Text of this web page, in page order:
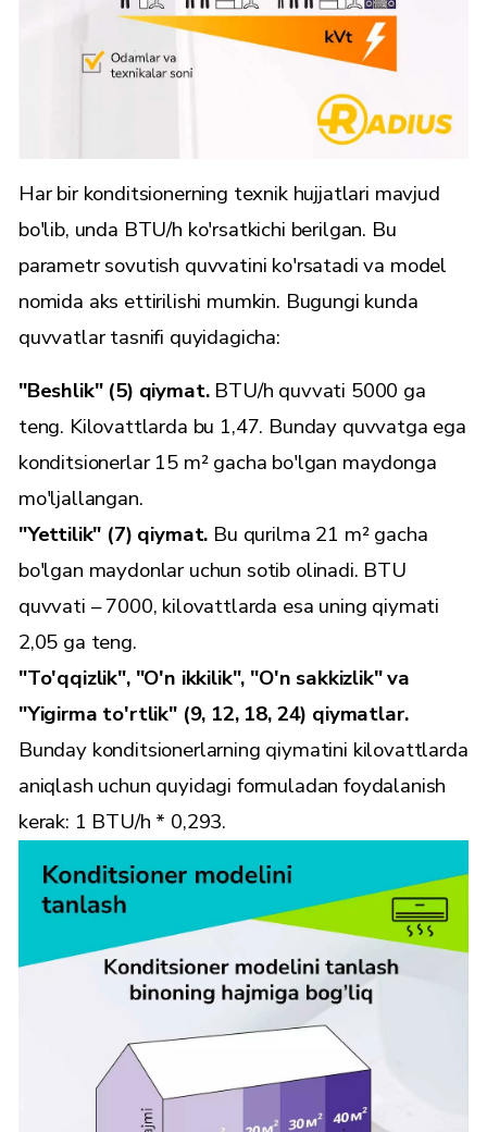
Har bir konditsionerning texnik hujjatlari mavjud
bo'lib, unda BTU/h ko'rsatkichi berilgan. Bu
parametr sovutish quvvatini ko'rsatadi va model
nomida aks ettirilishi mumkin. Bugungi kunda
quvvatlar tasnifi quyidagicha:
"Beshlik" (5) qiymat.BTU/h quvvati 5000 ga
teng. Kilovattlarda bu 1,47. Bunday quvvatga ega
konditsionerlar 15 m² gacha bo'lgan maydonga
mo'ljallangan.
"Yettilik" (7) qiymat. Bu qurilma 21 m² gacha
bo'lgan maydonlar uchun sotib olinadi. BTU
quvvati – 7000, kilovattlarda esa uning qiymati
2,05 ga teng.
"To'qqizlik", "O'n ikkilik", "O'n sakkizlik" va
"Yigirma to'rtlik" (9, 12, 18, 24) qiymatlar.
Bunday konditsionerlarning qiymatini kilovattlarda
aniqlash uchun quyidagi formuladan foydalanish
kerak: 1 BTU/h * 0,293.